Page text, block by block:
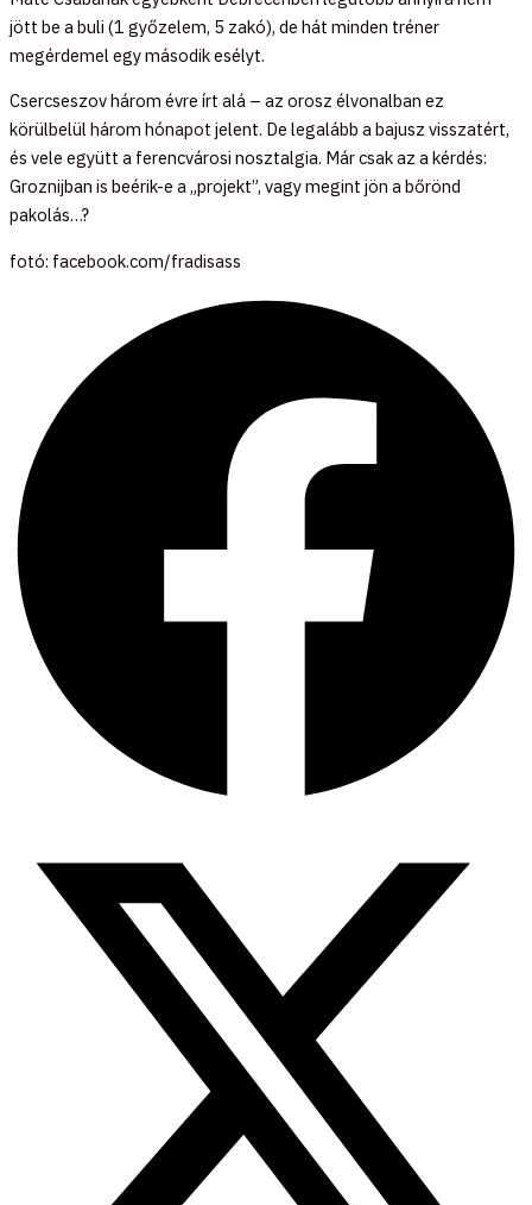
jött be a buli (1 győzelem, 5 zakó), de hát minden tréner
megérdemel egy második esélyt.
Csercseszov három évre írt alá – az orosz élvonalban ez
körülbelül három hónapot jelent. De legalább a bajusz visszatért,
és vele együtt a ferencvárosi nosztalgia. Már csak az a kérdés:
Groznijban is beérik-e a „projekt”, vagy megint jön a bőrönd
pakolás…?
fotó: facebook.com/fradisass